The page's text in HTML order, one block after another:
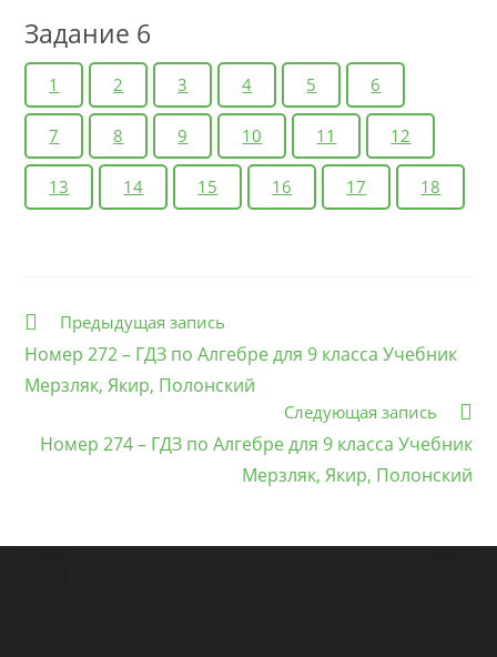
Задание 6
1 2 3 4 5 6
7 8 9 10 11 12
13 14 15 16 17 18
Еще
Предыдущая запись
Номер 272 – ГДЗ по Алгебре для 9 класса Учебник
Мерзляк, Якир, Полонский
Следующая запись
Номер 274 – ГДЗ по Алгебре для 9 класса Учебник
Мерзляк, Якир, Полонский